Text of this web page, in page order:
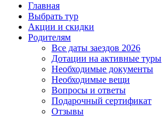
Главная
Выбрать тур
Акции и скидки
Родителям
Все даты заездов 2026
Дотации на активные туры
Необходимые документы
Необходимые вещи
Вопросы и ответы
Подарочный сертификат
Отзывы